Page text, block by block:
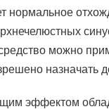
нормальное
можно
назначать
эффектом